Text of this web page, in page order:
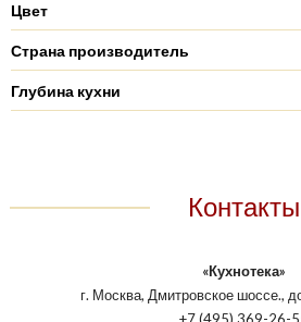
Цвет
Страна производитель
Глубина кухни
Контакты
«Кухнотека»
г. Москва, Дмитровское шоссе.,